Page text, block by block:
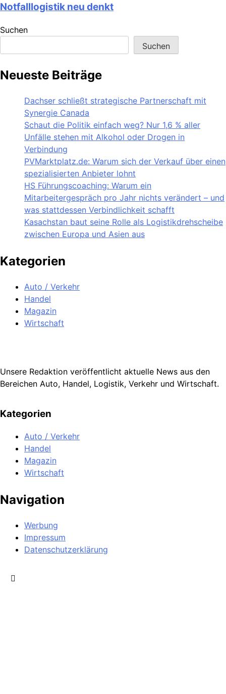
Notfalllogistik neu denkt
Suchen
Suchen
Neueste Beiträge
Dachser schließt strategische Partnerschaft mit
Synergie Canada
Schaut die Politik einfach weg? Nur 1,6 % aller
Unfälle stehen mit Alkohol oder Drogen in
Verbindung
PVMarktplatz.de: Warum sich der Verkauf über einen
spezialisierten Anbieter lohnt
HS Führungscoaching: Warum ein
Mitarbeitergespräch pro Jahr nichts verändert – und
was stattdessen Verbindlichkeit schafft
Kasachstan baut seine Rolle als Logistikdrehscheibe
zwischen Europa und Asien aus
Kategorien
Auto / Verkehr
Handel
Magazin
Wirtschaft
Unsere Redaktion veröffentlicht aktuelle News aus den
Bereichen Auto, Handel, Logistik, Verkehr und Wirtschaft.
Kategorien
Auto / Verkehr
Handel
Magazin
Wirtschaft
Navigation
Werbung
Impressum
Datenschutzerklärung